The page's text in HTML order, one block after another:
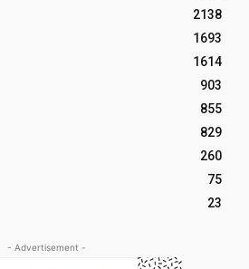
2138
1693
1614
903
855
829
260
75
23
- Advertisement -